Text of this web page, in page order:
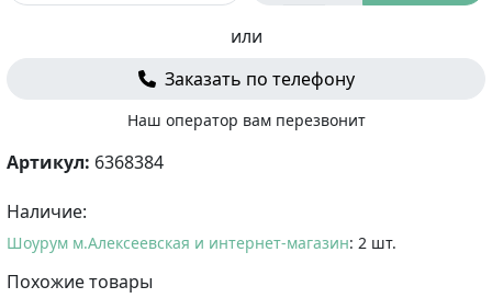
или
Заказать по телефону
Наш оператор вам перезвонит
Артикул: 6368384
Наличие:
Шоурум м.Алексеевская и интернет-магазин: 2 шт.
Похожие товары